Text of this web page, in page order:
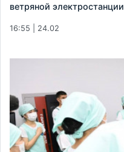
ветряной электростанции
16:55 | 24.02